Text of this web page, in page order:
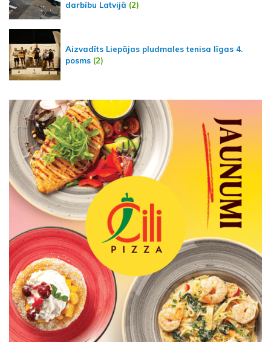
darbību Latvijā (2)
Aizvadīts Liepājas pludmales tenisa līgas 4.
posms (2)